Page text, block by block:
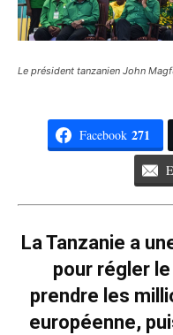
Le président tanzanien John
Facebook 271
La Tanzanie a
pour régler
prendre les
européenne,